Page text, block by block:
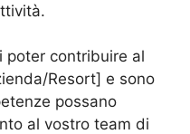
poter contribuire al
Resort] e sono
possano
al vostro team di